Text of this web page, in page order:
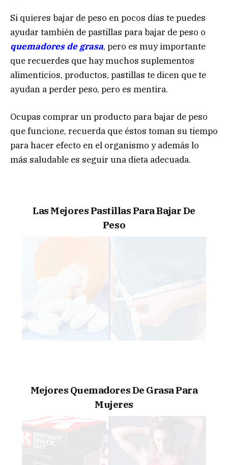
Si quieres bajar de peso en pocos días te puedes
ayudar también de pastillas para bajar de peso o
quemadores de grasa, pero es muy importante
que recuerdes que hay muchos suplementos
alimenticios, productos, pastillas te dicen que te
ayudan a perder peso, pero es mentira.
Ocupas comprar un producto para bajar de peso
que funcione, recuerda que éstos toman su tiempo
para hacer efecto en el organismo y además lo
más saludable es seguir una dieta adecuada.
Las Mejores Pastillas Para Bajar De
Peso
Mejores Quemadores De Grasa Para
Mujeres